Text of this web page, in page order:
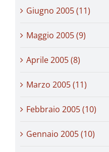
Giugno 2005 (11)
Maggio 2005 (9)
Aprile 2005 (8)
Marzo 2005 (11)
Febbraio 2005 (10)
Gennaio 2005 (10)